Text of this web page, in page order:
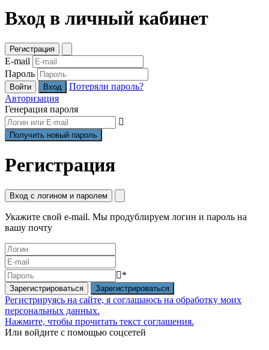
Вход в личный кабинет
Регистрация
E-mail
Пароль
Войти
Потеряли пароль?
Авторизация
Генерация пароля
Регистрация
Вход с логином и паролем
Укажите свой e-mail. Мы продублируем логин и пароль на
вашу почту
*
Зарегистрироваться
Регистрируясь на сайте, я соглашаюсь на обработку моих
персональных данных.
Нажмите, чтобы прочитать текст соглашения.
Или войдите с помощью соцсетей